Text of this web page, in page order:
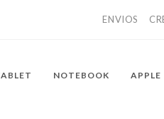
ENVIOS
NOTEBOOK APPLE